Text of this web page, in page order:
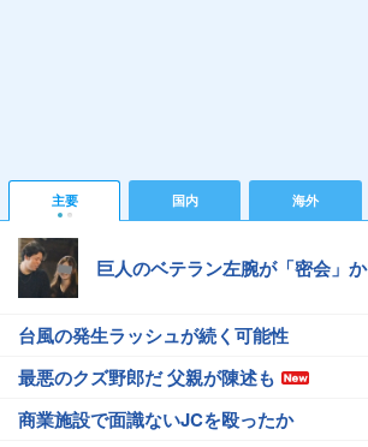
主要 国内 海外
巨人のベテラン左腕が「密会」か
台風の発生ラッシュが続く可能性
最悪のクズ野郎だ 父親が陳述も
商業施設で面識ないJCを殴ったか